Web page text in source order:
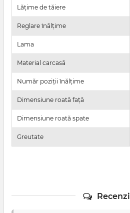
Lățime de tăiere
Reglare înălțime
Lama
Material carcasă
Număr poziții înălțime
Dimensiune roată față
Dimensiune roată spate
Greutate